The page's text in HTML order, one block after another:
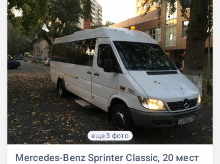
еще 3 фото
Mercedes-Benz Sprinter Classic, 20 мест